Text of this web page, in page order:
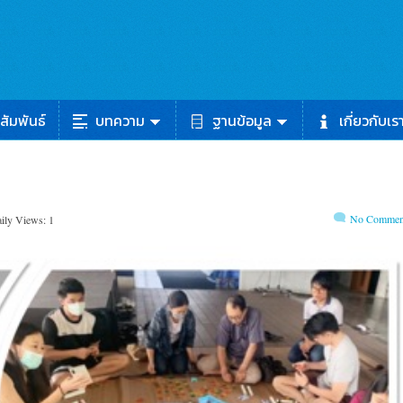
สัมพันธ์ บทความ ฐานข้อมูล เกี่ยวกับเร
Views: 1 No